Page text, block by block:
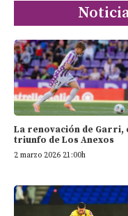
La renovación de Garri,
triunfo de Los Anexos
2 marzo 2026 21:00h